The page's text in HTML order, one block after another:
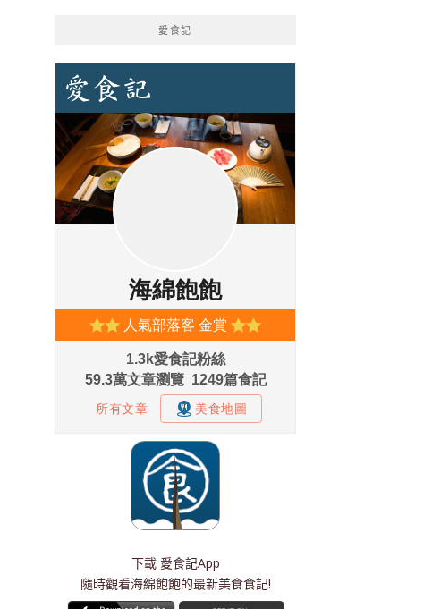
愛食記
下載 愛食記App
隨時觀看海綿飽飽的最新美食食記!